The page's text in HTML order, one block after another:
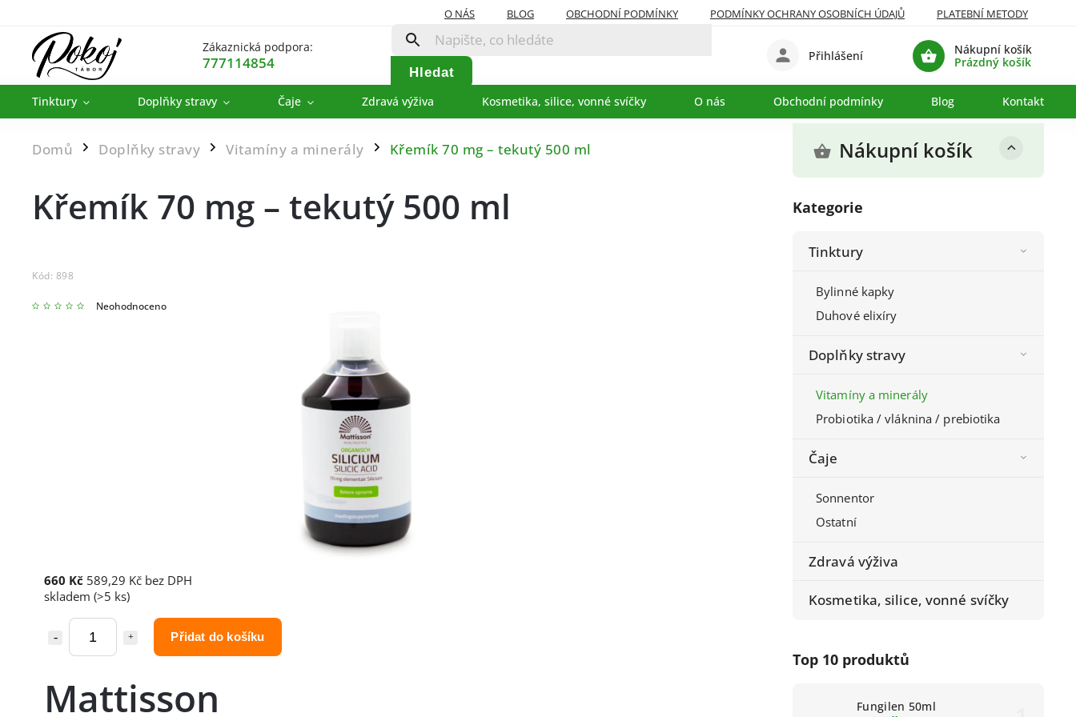
O NÁS BLOG OBCHODNÍ PODMÍNKY PODMÍNKY OCHRANY OSOBNÍCH ÚDAJŮ PLATEBNÍ METODY
Zákaznická podpora:
777114854 Hledat
Nákupní košík
Prázdný košík
Přihlášení
Tinktury Doplňky stravy Čaje Zdravá výživa Kosmetika, silice, vonné svíčky O nás Obchodní podmínky Blog Kontakty
Domů / Doplňky stravy / Vitamíny a minerály / Křemík 70 mg – tekutý 500 ml Nákupní košík
Kategorie
Tinktury
Bylinné kapky
Duhové elixíry
Doplňky stravy
Vitamíny a minerály
Probiotika / vláknina / prebiotika
Čaje
Sonnentor
Ostatní
Zdravá výživa
Kosmetika, silice, vonné svíčky
Top 10 produktů
Fungilen 50ml
Křemík 70 mg – tekutý 500 ml
Kód: 898
Neohodnoceno
660 Kč 589,29 Kč bez DPH
skladem (>5 ks)
Přidat do košíku
Mattisson